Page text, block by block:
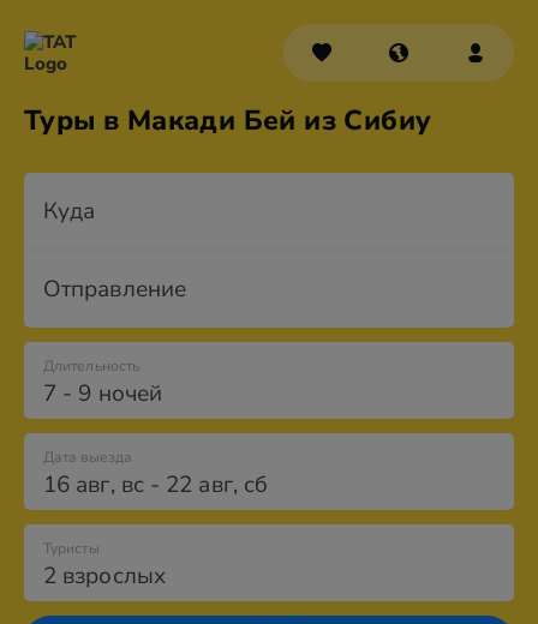
Туры в Макади Бей из Сибиу
Куда
Отправление
7 - 9 ночей
Длительность
Дата выезда
16 авг, вс- 22 авг, сб
2 взрослых
Туристы